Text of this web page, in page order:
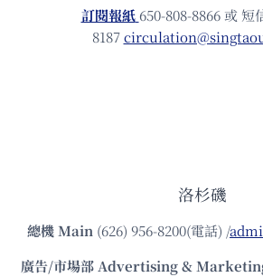
訂閱報紙 650-808-8866 或 短
8187
洛杉磯
總機Main (626) 956-8200(電話) /
廣告/市場部Advertising &